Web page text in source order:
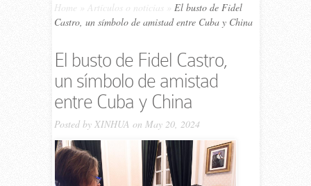
Home Artículos o noticias
El busto de Fidel
Castro, un símbolo de amistad entre Cuba y China
El busto de Fidel Castro,
un símbolo de amistad
entre Cuba y China
Posted by XINHUA on May 20, 2024